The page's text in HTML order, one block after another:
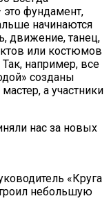
это фундамент,
начинаются
движение, танец,
или костюмов
например, все
созданы
а участники
нас за новых
«Круга
небольшую